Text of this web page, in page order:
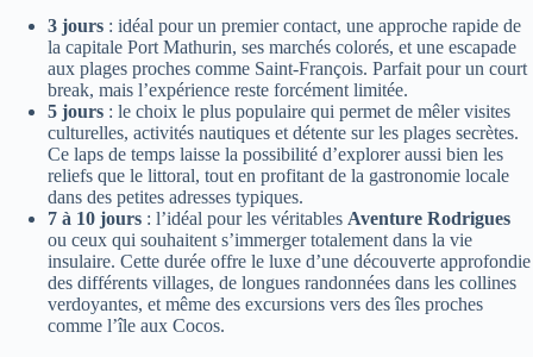
3 jours : idéal pour un premier contact, une approche rapide de
la capitale Port Mathurin, ses marchés colorés, et une escapade
aux plages proches comme Saint-François. Parfait pour un court
break, mais l’expérience reste forcément limitée.
5 jours : le choix le plus populaire qui permet de mêler visites
culturelles, activités nautiques et détente sur les plages secrètes.
Ce laps de temps laisse la possibilité d’explorer aussi bien les
reliefs que le littoral, tout en profitant de la gastronomie locale
dans des petites adresses typiques.
7 à 10 jours : l’idéal pour les véritables Aventure Rodrigues
ou ceux qui souhaitent s’immerger totalement dans la vie
insulaire. Cette durée offre le luxe d’une découverte approfondie
des différents villages, de longues randonnées dans les collines
verdoyantes, et même des excursions vers des îles proches
comme l’île aux Cocos.